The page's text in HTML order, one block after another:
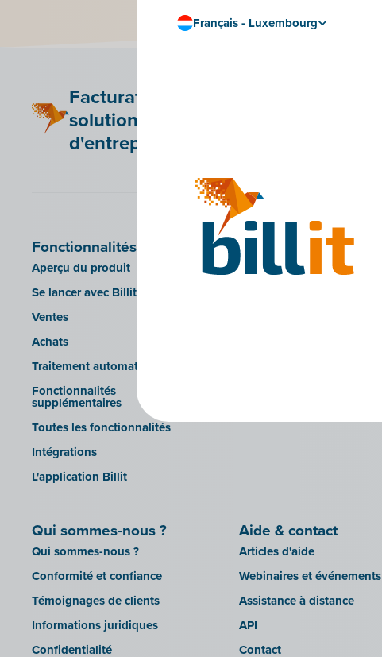
Facturation numérique et
solutions Peppol pour tout type
d'entreprise
Fonctionnalités
Aperçu du produit
Se lancer avec Billit en 5 étapes
Ventes
Achats
Traitement automatique
Fonctionnalités
supplémentaires
Toutes les fonctionnalités
Intégrations
L'application Billit
Peppol
Plus d'infos sur Peppol
Qui sommes-nous ?
Qui sommes-nous ?
Conformité et confiance
Témoignages de clients
Informations juridiques
Confidentialité
Aide & contact
Articles d'aide
Webinaires et événements
Assistance à distance
API
Contact
Français - Luxembourg